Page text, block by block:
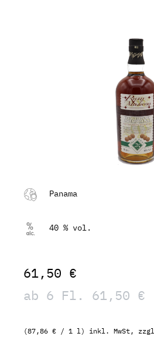
Panama
40 % vol.
61,50 €
ab 6 Fl. 61,50 €
(87,86 € / 1 l) inkl. MwSt,